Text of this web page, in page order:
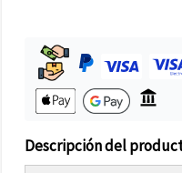
Descripción del